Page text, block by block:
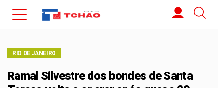
RIO DE JANEIRO
Ramal Silvestre dos bondes de Santa